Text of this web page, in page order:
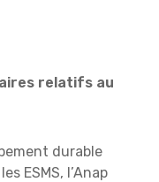
relatifs au
durable
ESMS, l’Anap